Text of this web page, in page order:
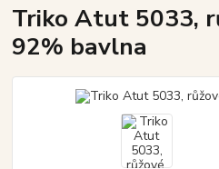
Triko Atut 5033,
92% bavlna